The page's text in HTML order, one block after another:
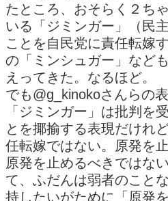
たところ、おそらく２ち
いる「ジミンガー」（民
ことを自民党に責任転嫁
の「ミンシュガー」など
えってきた。なるほど。
でも@g_kinokoさんらの
「ジミンガー」は批判を
とを揶揄する表現だけれ
任転嫁ではない。原発を
原発を止めるべきではな
て、ふだんは弱者のこと
持したいがために「原発